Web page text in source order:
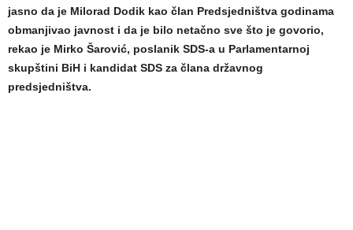
jasno da je Milorad Dodik kao član Predsjedništva godinama
obmanjivao javnost i da je bilo netačno sve što je govorio,
rekao je Mirko Šarović, poslanik SDS-a u Parlamentarnoj
skupštini BiH i kandidat SDS za člana državnog
predsjedništva.